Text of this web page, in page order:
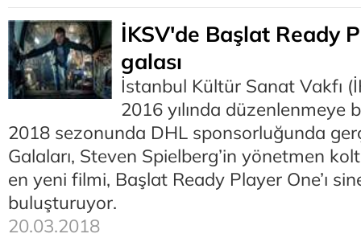
İKSV'de Başlat Ready
galası
İstanbul Kültür Sanat Vakfı
2016 yılında düzenlenmeye
2018 sezonunda DHL sponsorluğunda
Galaları, Steven Spielberg’in yönetmen
en yeni filmi, Başlat Ready Player One’ı
buluşturuyor.
20.03.2018